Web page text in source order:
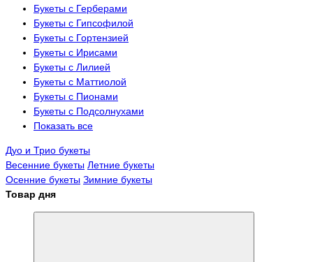
Букеты с Герберами
Букеты с Гипсофилой
Букеты с Гортензией
Букеты с Ирисами
Букеты с Лилией
Букеты с Маттиолой
Букеты с Пионами
Букеты с Подсолнухами
Показать все
Дуо и Трио букеты
Весенние букеты Летние букеты
Осенние букеты Зимние букеты
Товар дня